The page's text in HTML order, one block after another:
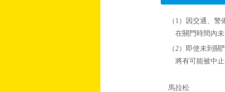
（1）因交通、
在關門時間內
（2）即使未到
將有可能被中
馬拉松